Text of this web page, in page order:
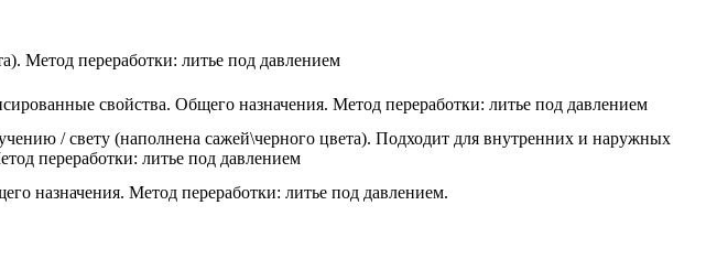
Метод переработки: литье под давлением
свойства. Общего назначения. Метод переработки: литье под давлением
/ свету (наполнена сажей\черного цвета). Подходит для внутренних и наружных
переработки: литье под давлением
назначения. Метод переработки: литье под давлением.